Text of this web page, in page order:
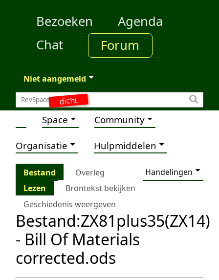
dicht
Bezoeken
Agenda
Chat
Forum
Niet aangemeld
Space Community
Organisatie Hulpmiddelen
Bestand Overleg
Handelingen
Lezen
Brontekst bekijken
Geschiedenis weergeven
Bestand:ZX81plus35(ZX14)
- Bill Of Materials
corrected.ods